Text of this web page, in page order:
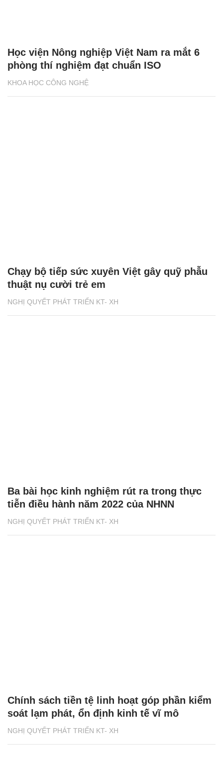
KHOA HỌC CÔNG NGHỆ
Học viện Nông nghiệp Việt Nam ra mắt 6
phòng thí nghiệm đạt chuẩn ISO
NGHỊ QUYẾT PHÁT TRIỂN KT- XH
Chạy bộ tiếp sức xuyên Việt gây quỹ phẫu
thuật nụ cười trẻ em
NGHỊ QUYẾT PHÁT TRIỂN KT- XH
Ba bài học kinh nghiệm rút ra trong thực
tiễn điều hành năm 2022 của NHNN
NGHỊ QUYẾT PHÁT TRIỂN KT- XH
Chính sách tiền tệ linh hoạt góp phần kiểm
soát lạm phát, ổn định kinh tế vĩ mô